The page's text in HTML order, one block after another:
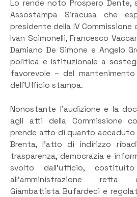
Lo rende noto Prospero Dente,
Assostampa Siracusa che
presidente della IV Commissione
Ivan Scimonelli, Francesco
Damiano De Simone e Angelo
politica e istituzionale a
favorevole – del
dell’Ufficio stampa.
Nonostante l’audizione e la
agli atti della Commissione
prende atto di quanto
Brenta, l’atto di indirizzo
trasparenza, democrazia e
svolto dall’ufficio,
all’amministrazione retta
Giambattista Bufardeci e